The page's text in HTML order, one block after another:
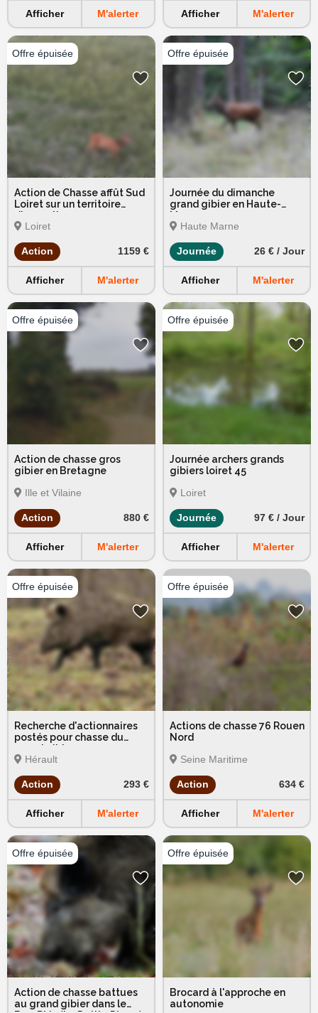
Afficher M'alerter Afficher M'alerter
Action de Chasse affût Sud
Loiret sur un territoire
d'exception
Loiret
Action 1159 €
Afficher M'alerter
Journée du dimanche
grand gibier en Haute-
Marne
Haute Marne
Journée 26 € / Jour
Afficher M'alerter
Action de chasse gros
gibier en Bretagne
Ille et Vilaine
Action 880 €
Afficher M'alerter
Journée archers grands
gibiers loiret 45
Loiret
Journée 97 € / Jour
Afficher M'alerter
Recherche d'actionnaires
postés pour chasse du
grand gibier
Hérault
Action 293 €
Afficher M'alerter
Actions de chasse 76 Rouen
Nord
Seine Maritime
Action 634 €
Afficher M'alerter
Action de chasse battues
au grand gibier dans le
Brocard à l'approche en
autonomie